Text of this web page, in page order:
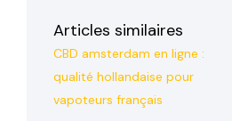
Articles similaires
CBD amsterdam en ligne :
qualité hollandaise pour
vapoteurs français